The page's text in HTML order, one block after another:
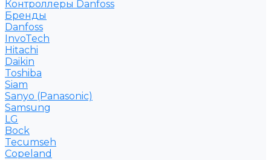
Контроллеры Danfoss
Бренды
Danfoss
InvoTech
Hitachi
Daikin
Toshiba
Siam
Sanyo (Panasonic)
Samsung
LG
Bock
Tecumseh
Copeland